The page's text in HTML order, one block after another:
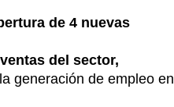
de 4 nuevas
del sector,
generación de empleo en